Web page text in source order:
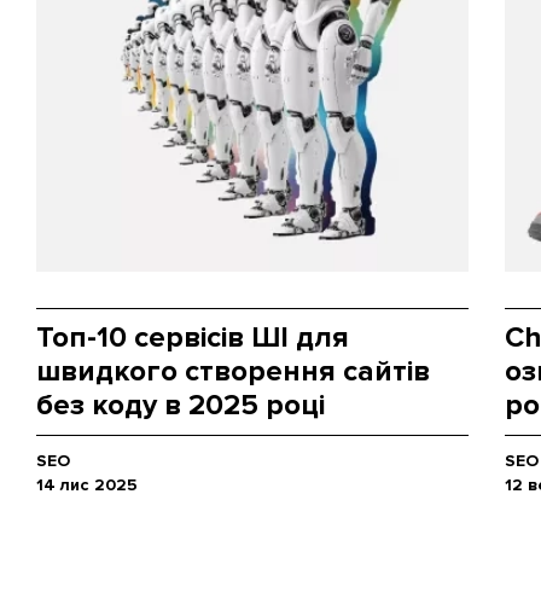
Топ-10 сервісів ШІ для
швидкого створення сайтів
без коду в 2025 році
SEO
14 лис 2025
SEO
12